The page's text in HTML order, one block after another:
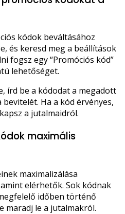
kódok beváltásához
és keresd meg a beállítások
fogsz egy “Promóciós kód”
lehetőséget.
írd be a kódodat a megadott
Ha a kód érvényes,
a jutalmaidról.
maximális
maximalizálása
elérhetők. Sok kódnak
időben történő
maradj le a jutalmakról.